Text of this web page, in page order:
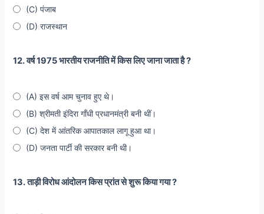
(C) पंजाब
(D) राजस्थान
12. वर्ष 1975 भारतीय राजनीति में किस लिए जाना जाता है ?
(A) इस वर्ष आम चुनाव हुए थे।
(B) श्रीमती इंदिरा गाँधी प्रधानमंत्री बनी थीं।
(C) देश में आंतरिक आपातकाल लागू हुआ था।
(D) जनता पार्टी की सरकार बनी थी।
13. ताड़ी विरोध आंदोलन किस प्रांत से शुरू किया गया ?